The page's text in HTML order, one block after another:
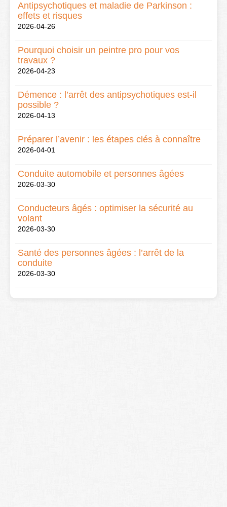
Antipsychotiques et maladie de Parkinson :
effets et risques
2026-04-26
Pourquoi choisir un peintre pro pour vos
travaux ?
2026-04-23
Démence : l’arrêt des antipsychotiques est-il
possible ?
2026-04-13
Préparer l’avenir : les étapes clés à connaître
2026-04-01
Conduite automobile et personnes âgées
2026-03-30
Conducteurs âgés : optimiser la sécurité au
volant
2026-03-30
Santé des personnes âgées : l’arrêt de la
conduite
2026-03-30